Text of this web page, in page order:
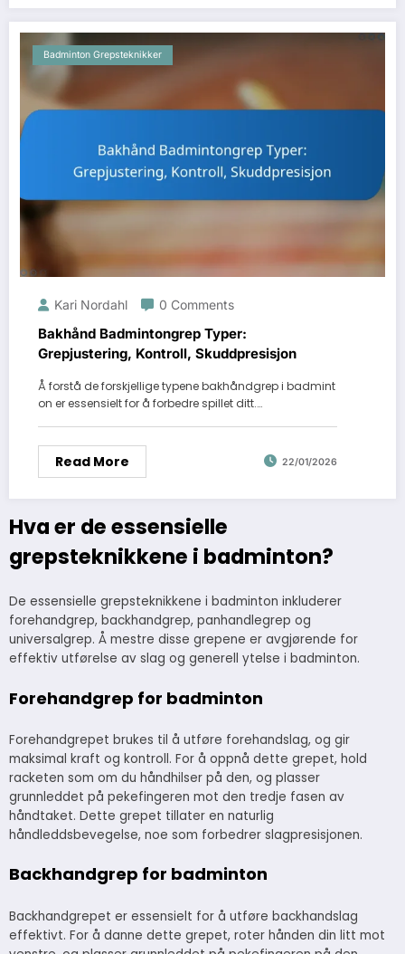
Badminton Grepsteknikker
Kari Nordahl 0 Comments
Bakhånd Badmintongrep Typer:
Grepjustering, Kontroll, Skuddpresisjon
Å forstå de forskjellige typene bakhåndgrep i badmint
on er essensielt for å forbedre spillet ditt.…
Read More 22/01/2026
Hva er de essensielle
grepsteknikkene i badminton?
De essensielle grepsteknikkene i badminton inkluderer
forehandgrep, backhandgrep, panhandlegrep og
universalgrep. Å mestre disse grepene er avgjørende for
effektiv utførelse av slag og generell ytelse i badminton.
Forehandgrep for badminton
Forehandgrepet brukes til å utføre forehandslag, og gir
maksimal kraft og kontroll. For å oppnå dette grepet, hold
racketen som om du håndhilser på den, og plasser
grunnleddet på pekefingeren mot den tredje fasen av
håndtaket. Dette grepet tillater en naturlig
håndleddsbevegelse, noe som forbedrer slagpresisjonen.
Backhandgrep for badminton
Backhandgrepet er essensielt for å utføre backhandslag
effektivt. For å danne dette grepet, roter hånden din litt mot